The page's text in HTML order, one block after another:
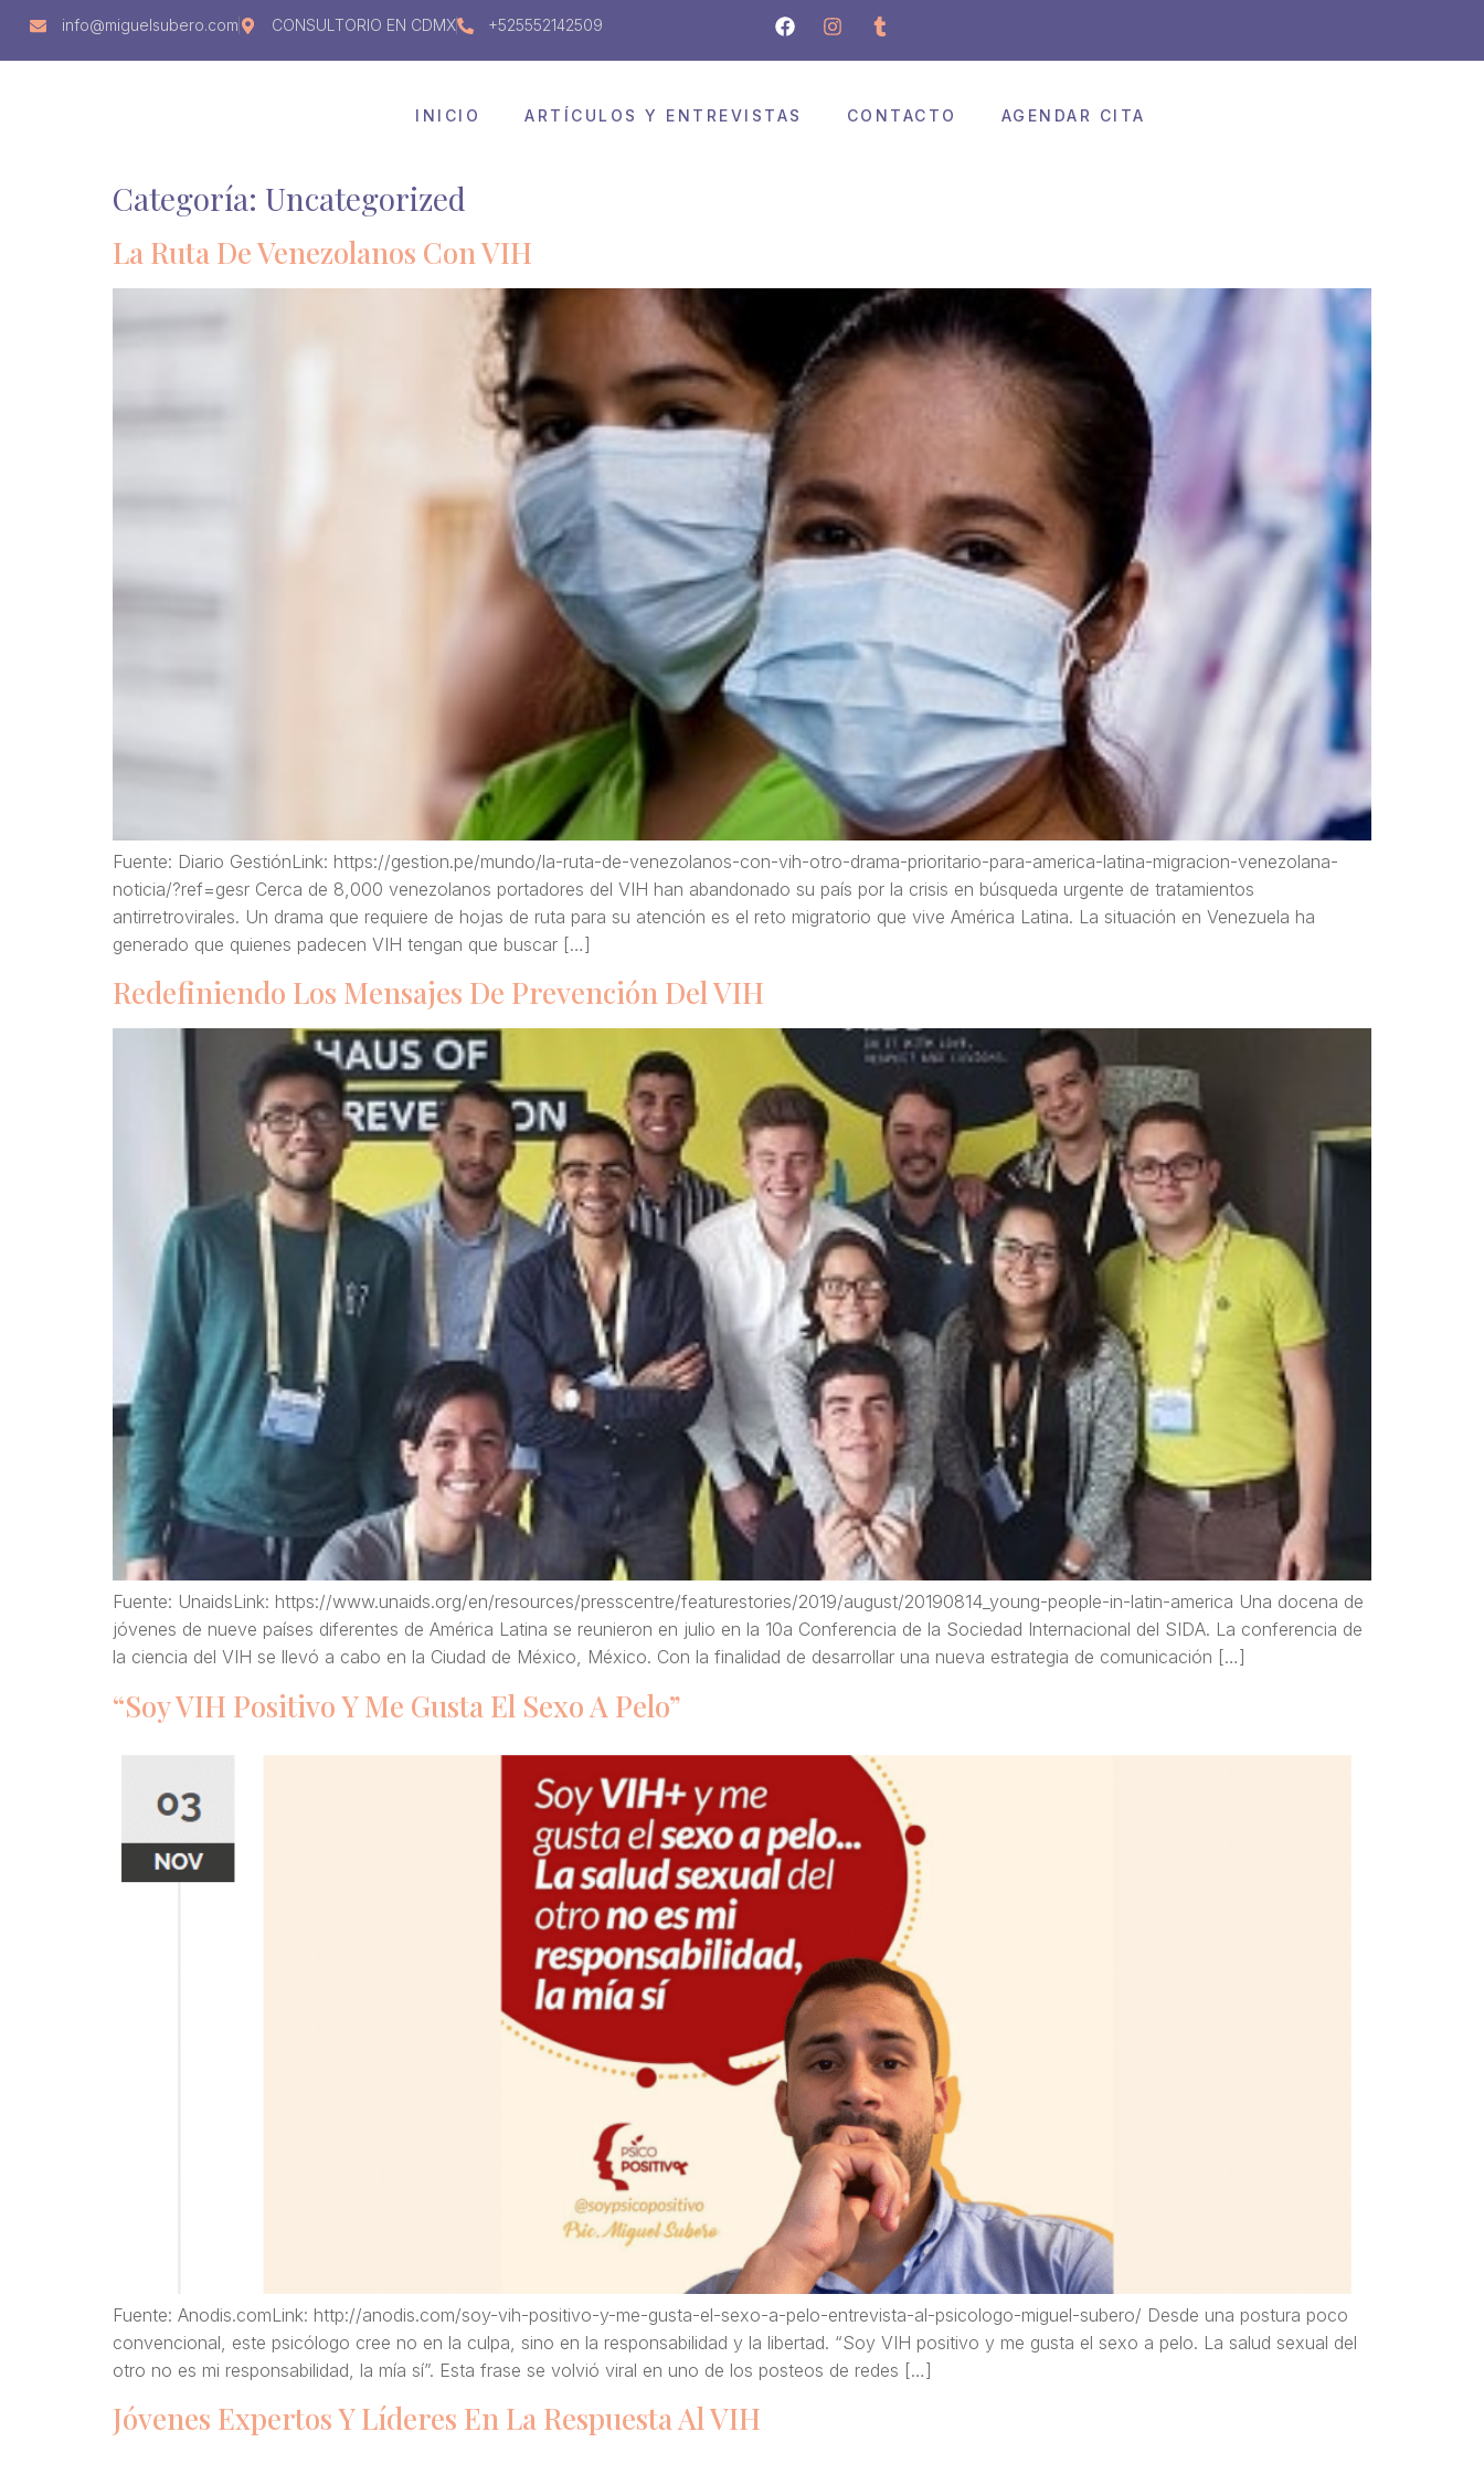
info@miguelsubero.com CONSULTORIO EN CDMX +525552142509
INICIO ARTÍCULOS Y ENTREVISTAS CONTACTO AGENDAR CITA
Categoría: Uncategorized
La Ruta De Venezolanos Con VIH
Fuente: Diario GestiónLink: https://gestion.pe/mundo/la-ruta-de-venezolanos-con-vih-otro-drama-prioritario-para-america-latina-migracion-venezolana-
noticia/?ref=gesr Cerca de 8,000 venezolanos portadores del VIH han abandonado su país por la crisis en búsqueda urgente de tratamientos
antirretrovirales. Un drama que requiere de hojas de ruta para su atención es el reto migratorio que vive América Latina. La situación en Venezuela ha
generado que quienes padecen VIH tengan que buscar […]
Redefiniendo Los Mensajes De Prevención Del VIH
Fuente: UnaidsLink: https://www.unaids.org/en/resources/presscentre/featurestories/2019/august/20190814_young-people-in-latin-america Una docena de
jóvenes de nueve países diferentes de América Latina se reunieron en julio en la 10a Conferencia de la Sociedad Internacional del SIDA. La conferencia de
la ciencia del VIH se llevó a cabo en la Ciudad de México, México. Con la finalidad de desarrollar una nueva estrategia de comunicación […]
“Soy VIH Positivo Y Me Gusta El Sexo A Pelo”
Fuente: Anodis.comLink: http://anodis.com/soy-vih-positivo-y-me-gusta-el-sexo-a-pelo-entrevista-al-psicologo-miguel-subero/ Desde una postura poco
convencional, este psicólogo cree no en la culpa, sino en la responsabilidad y la libertad. “Soy VIH positivo y me gusta el sexo a pelo. La salud sexual del
otro no es mi responsabilidad, la mía sí”. Esta frase se volvió viral en uno de los posteos de redes […]
Jóvenes Expertos Y Líderes En La Respuesta Al VIH